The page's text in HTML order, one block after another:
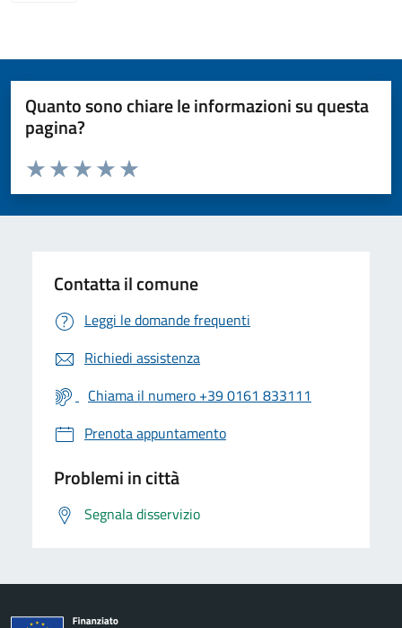
Quanto sono chiare le informazioni su questa
pagina?
Valuta da 1 a 5 stelle la pagina
Valuta 5 stelle su 5
Valuta 4 stelle su 5
Valuta 3 stelle su 5
Valuta 2 stelle su 5
Valuta 1 stelle su 5
Contatta il comune
Leggi le domande frequenti
Richiedi assistenza
Chiama il numero +39 0161 833111
Prenota appuntamento
Problemi in città
Segnala disservizio